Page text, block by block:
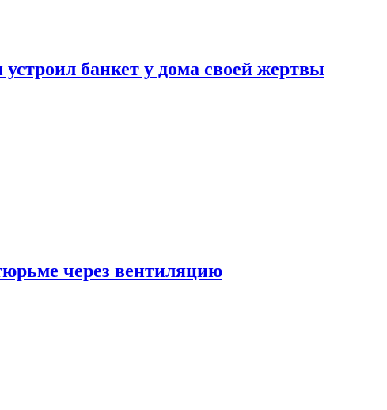
банкет у дома своей жертвы
через вентиляцию